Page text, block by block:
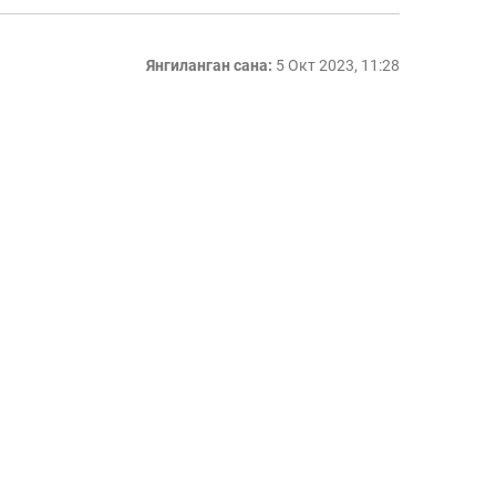
Янгиланган сана: 5 Окт 2023, 11:28